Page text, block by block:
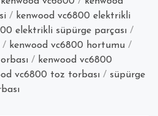
/ kenwood vc6800 elektrikli
elektrikli süpürge parçası /
/ kenwood vc6800 hortumu /
/ kenwood vc6800
vc6800 toz torbası / süpürge